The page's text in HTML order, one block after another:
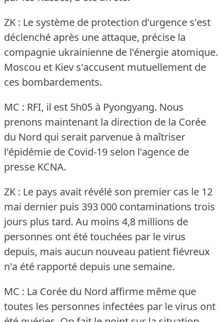
ZK : Le système de protection d'urgence s'est
déclenché après une attaque, précise la
compagnie ukrainienne de l'énergie atomique.
Moscou et Kiev s'accusent mutuellement de
ces bombardements.
MC : RFI, il est 5h05 à Pyongyang. Nous
prenons maintenant la direction de la Corée
du Nord qui serait parvenue à maîtriser
l'épidémie de Covid-19 selon l'agence de
presse KCNA.
ZK : Le pays avait révélé son premier cas le 12
mai dernier puis 393 000 contaminations trois
jours plus tard. Au moins 4,8 millions de
personnes ont été touchées par le virus
depuis, mais aucun nouveau patient fiévreux
n'a été rapporté depuis une semaine.
MC : La Corée du Nord affirme même que
toutes les personnes infectées par le virus ont